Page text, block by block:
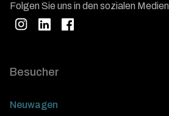
Folgen Sie uns in den sozialen Medien
Besucher
Neuwagen